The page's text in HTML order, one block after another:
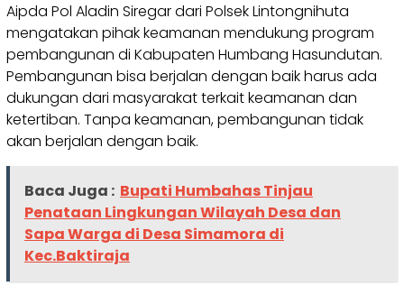
Aipda Pol Aladin Siregar dari Polsek Lintongnihuta
mengatakan pihak keamanan mendukung program
pembangunan di Kabupaten Humbang Hasundutan.
Pembangunan bisa berjalan dengan baik harus ada
dukungan dari masyarakat terkait keamanan dan
ketertiban. Tanpa keamanan, pembangunan tidak
akan berjalan dengan baik.
Baca Juga : Bupati Humbahas Tinjau
Penataan Lingkungan Wilayah Desa dan
Sapa Warga di Desa Simamora di
Kec.Baktiraja